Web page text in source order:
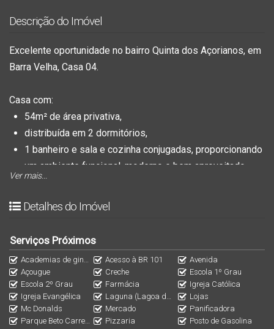
Descrição do Imóvel
Excelente oportunidade no bairro Quinta dos Açorianos, em
Barra Velha, Casa 04.
Casa com:
54m² de área privativa,
distribuída em 2 dormitórios,
1 banheiro e sala e cozinha conjugadas, proporcionando
um ambiente funcional, moderno e bem aproveitado.
O imóvel está situado em terreno com
Localizada em região em constante desenvolvimento, é
ideal tanto para moradia quanto para investimento, unindo
conforto, praticidade e excelente custo-benefício.
Ver mais...
Detalhes do Imóvel
Serviços Próximos
Academias de ginástica Acesso à BR 101
Avenida
Açougue
Creche
Escola 1º Grau
Escola 2º Grau
Farmácia
Igreja Católica
Igreja Evangélica
Laguna (Lagoa de Barra Velha)
Lojas
Mc Donalds
Mercado
Panificadora
Parque Beto Carrero World
Pizzaria
Posto de Gasolina